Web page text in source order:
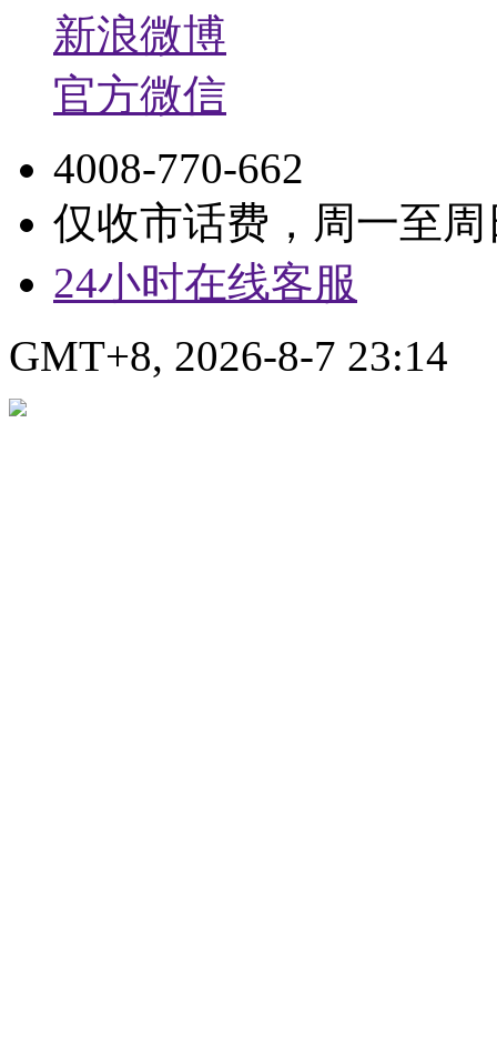
新浪微博
官方微信
4008-770-662
仅收市话费，周一至周
24小时在线客服
GMT+8, 2026-8-7 23:14